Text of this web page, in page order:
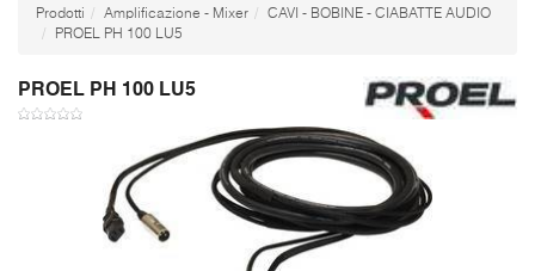
Prodotti Amplificazione - Mixer
CAVI - BOBINE - CIABATTE AUDIO
PROEL PH 100 LU5
PROEL PH 100 LU5